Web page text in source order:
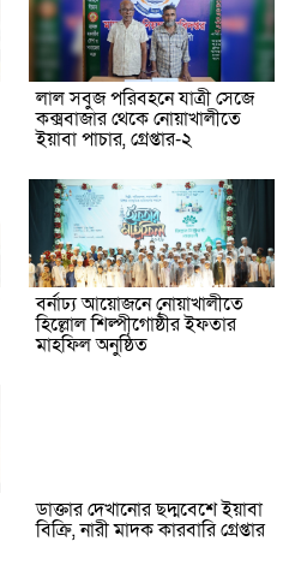
লাল সবুজ পরিবহনে যাত্রী সেজে
কক্সবাজার থেকে নোয়াখালীতে
ইয়াবা পাচার, গ্রেপ্তার-২
বর্নাঢ্য আয়োজনে নোয়াখালীতে
হিল্লোল শিল্পীগোষ্ঠীর ইফতার
মাহফিল অনুষ্ঠিত
ডাক্তার দেখানোর ছদ্মবেশে ইয়াবা
বিক্রি, নারী মাদক কারবারি গ্রেপ্তার